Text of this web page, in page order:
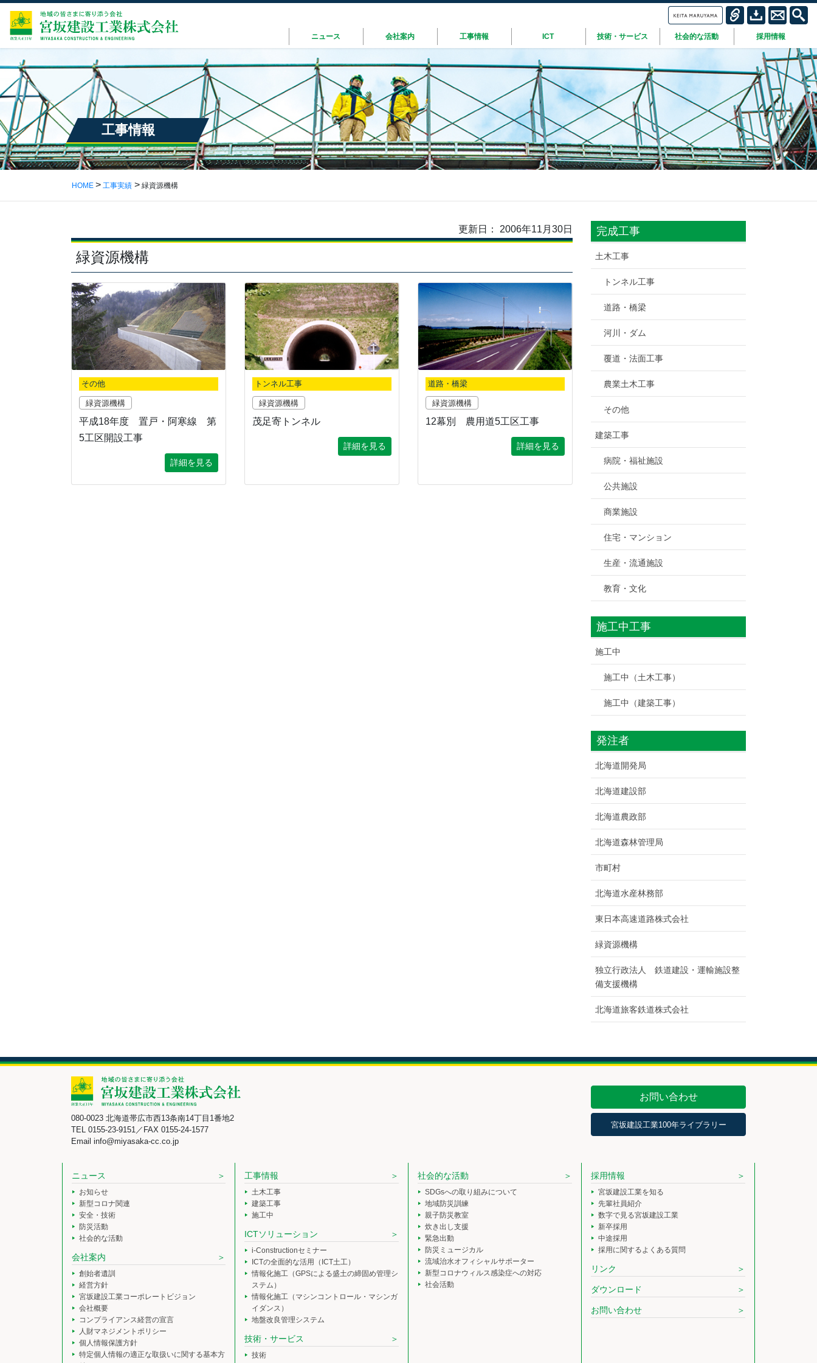
ニュース 会社案内 工事情報 ICT 技術・サービス 社会的な活動 採用情報
工事情報
HOME 工事実績 緑資源機構
更新日： 2006年11月30日
緑資源機構
その他
緑資源機構
平成18年度 置戸・阿寒線 第
5工区開設工事
詳細を見る
トンネル工事
緑資源機構
茂足寄トンネル
詳細を見る
道路・橋梁
緑資源機構
12幕別 農用道5工区工事
詳細を見る
完成工事
土木工事
トンネル工事
道路・橋梁
河川・ダム
覆道・法面工事
農業土木工事
その他
建築工事
病院・福祉施設
公共施設
商業施設
住宅・マンション
生産・流通施設
教育・文化
施工中工事
施工中
施工中（土木工事）
施工中（建築工事）
発注者
北海道開発局
北海道建設部
北海道農政部
北海道森林管理局
市町村
北海道水産林務部
東日本高速道路株式会社
緑資源機構
独立行政法人 鉄道建設・運輸施設整
備支援機構
北海道旅客鉄道株式会社
080-0023 北海道帯広市西13条南14丁目1番地2
TEL 0155-23-9151／FAX 0155-24-1577
Email info@miyasaka-cc.co.jp
お問い合わせ
宮坂建設工業100年ライブラリー
ニュース
お知らせ
新型コロナ関連
安全・技術
防災活動
社会的な活動
会社案内
創始者遺訓
経営方針
宮坂建設工業コーポレートビジョン
会社概要
コンプライアンス経営の宣言
人財マネジメントポリシー
個人情報保護方針
特定個人情報の適正な取扱いに関する基本方
工事情報
土木工事
建築工事
施工中
ICTソリューション
i-Constructionセミナー
ICTの全面的な活用（ICT土工）
情報化施工（GPSによる盛土の締固め管理シ
ステム）
情報化施工（マシンコントロール・マシンガ
イダンス）
地盤改良管理システム
技術・サービス
技術
社会的な活動
SDGsへの取り組みについて
地域防災訓練
親子防災教室
炊き出し支援
緊急出動
防災ミュージカル
流域治水オフィシャルサポーター
新型コロナウィルス感染症への対応
社会活動
採用情報
宮坂建設工業を知る
先輩社員紹介
数字で見る宮坂建設工業
新卒採用
中途採用
採用に関するよくある質問
リンク
ダウンロード
お問い合わせ